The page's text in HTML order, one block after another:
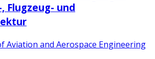
Flugzeug- und
Aviation and Aerospace Engineering